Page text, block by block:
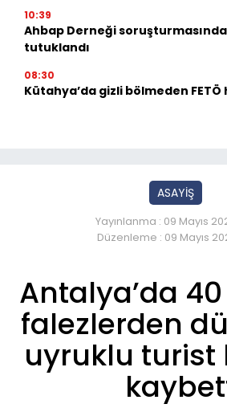
10:39
Ahbap Derneği
tutuklandı
08:30
Kütahya’da gizli bölmeden FETÖ
ASAYİŞ
Yayınlanma : 09 Mayıs
Düzenleme : 09 Mayıs
Antalya’da
falezlerden
uyruklu turist